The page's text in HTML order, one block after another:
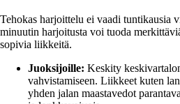
Tehokas harjoittelu ei vaadi tuntikausia
minuutin harjoitusta voi tuoda
sopivia liikkeitä.
Juoksijoille: Keskity
vahvistamiseen. Liikkeet kuten
yhden jalan maastavedot